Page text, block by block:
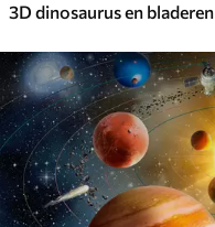
3D dinosaurus en bladeren